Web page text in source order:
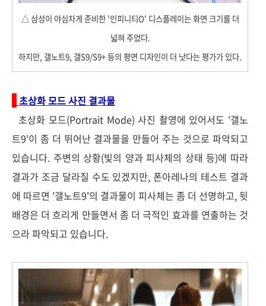
△ 삼성이 야심차게 준비한 '인피니티O' 디스플레이는 화면 크기를 더
넓혀 주었다.
하지만, 갤노트9, 갤S9/S9+ 등의 평면 디자인이 더 낫다는 평가가 있다.
초상화 모드 사진 결과물
초상화 모드(Portrait Mode) 사진 촬영에 있어서도 '갤노
트9'이 좀 더 뛰어난 결과물을 만들어 주는 것으로 파악되고
있습니다. 주변의 상황(빛의 양과 피사체의 상태 등)에 따라
결과가 조금 달라질 수도 있겠지만, 폰아레나의 테스트 결과
에 따르면 '갤노트9'의 결과물이 피사체는 좀 더 선명하고, 뒷
배경은 더 흐리게 만들면서 좀 더 극적인 효과를 연출하는 것
으라 파악되고 있습니다.